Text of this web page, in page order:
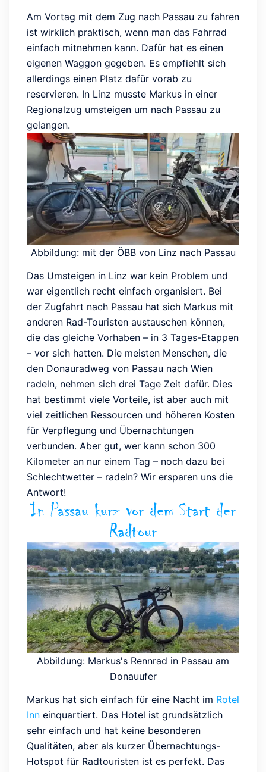
Am Vortag mit dem Zug nach Passau zu fahren
ist wirklich praktisch, wenn man das Fahrrad
einfach mitnehmen kann. Dafür hat es einen
eigenen Waggon gegeben. Es empfiehlt sich
allerdings einen Platz dafür vorab zu
reservieren. In Linz musste Markus in einer
Regionalzug umsteigen um nach Passau zu
gelangen.
Abbildung: mit der ÖBB von Linz nach Passau
Das Umsteigen in Linz war kein Problem und
war eigentlich recht einfach organisiert. Bei
der Zugfahrt nach Passau hat sich Markus mit
anderen Rad-Touristen austauschen können,
die das gleiche Vorhaben – in 3 Tages-Etappen
– vor sich hatten. Die meisten Menschen, die
den Donauradweg von Passau nach Wien
radeln, nehmen sich drei Tage Zeit dafür. Dies
hat bestimmt viele Vorteile, ist aber auch mit
viel zeitlichen Ressourcen und höheren Kosten
für Verpflegung und Übernachtungen
verbunden. Aber gut, wer kann schon 300
Kilometer an nur einem Tag – noch dazu bei
Schlechtwetter – radeln? Wir ersparen uns die
Antwort!
In Passau kurz vor dem Start der
Radtour
Abbildung: Markus's Rennrad in Passau am
Donauufer
Markus hat sich einfach für eine Nacht im Rotel
Inn einquartiert. Das Hotel ist grundsätzlich
sehr einfach und hat keine besonderen
Qualitäten, aber als kurzer Übernachtungs-
Hotspot für Radtouristen ist es perfekt. Das